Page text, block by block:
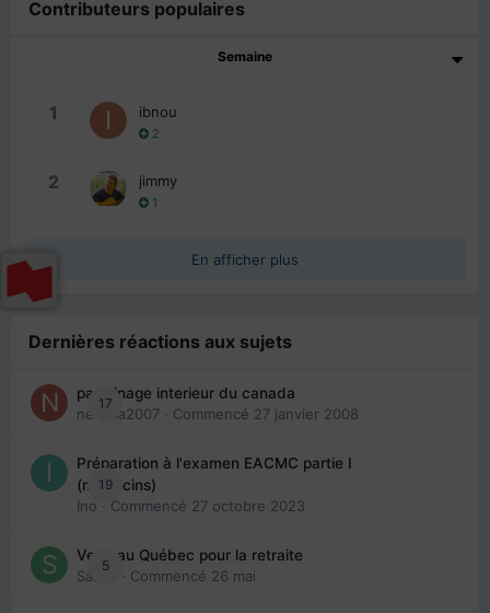
Contributeurs populaires
Semaine
1 ibnou
2
2 jimmy
1
En afficher plus
Dernières réactions aux sujets
17
parrainage interieur du canada
nedjma2007 · Commencé 27 janvier 2008
19
Préparation à l'examen EACMC partie I
(médecins)
Ino · Commencé 27 octobre 2023
5
Venir au Québec pour la retraite
Sab74
· Commencé 26 mai